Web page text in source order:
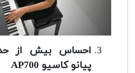
احساس بیش از حد
پیانو کاسیو AP700